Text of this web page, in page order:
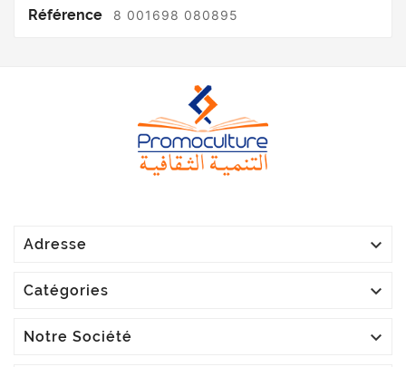
Référence 8 001698 080895
Adresse 
Catégories 
Notre Société 